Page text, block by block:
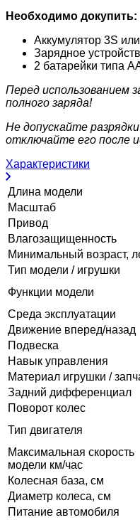
Необходимо докупить:
Аккумулятор 3S
Зарядное
2 батарейки типа
Перед использованием
полного заряда!
Не допускайте
отключайте его после
Характеристики
Длина модели
Масштаб
Привод
Влагозащищенность
Минимальный возраст,
Тип модели / игрушки
Функции модели
Среда эксплуатации
Движение вперед/назад
Подвеска
Навык управления
Материал игрушки /
Задний дифференциал
Поворот колес
Тип двигателя
Максимальная скорость
модели км/час
Колесная база, см
Диаметр колеса, см
Питание автомобиля